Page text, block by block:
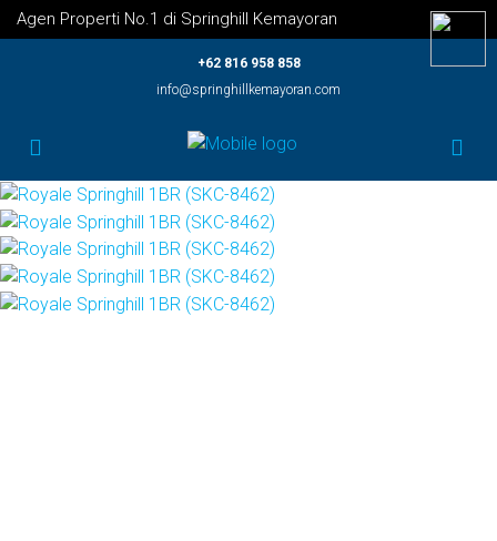
Agen Properti No.1 di Springhill Kemayoran
+62 816 958 858
info@springhillkemayoran.com